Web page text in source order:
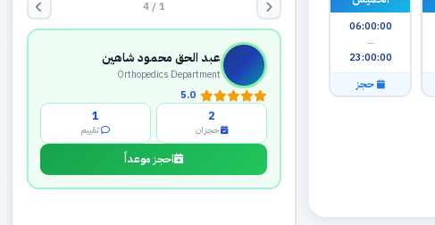
06:00:00
—
23:00:00
حجز
عبد الحق محمود شاهين
5.0
حجزان تقييم